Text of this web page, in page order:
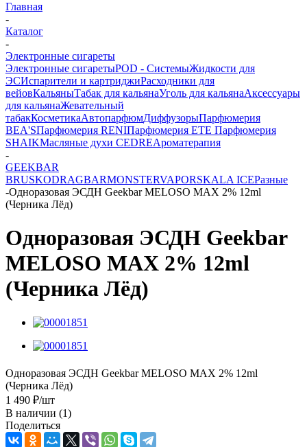
Главная
-
Каталог
-
Электронные сигареты
Электронные сигаретыPOD - СистемыЖидкости для
ЭСИспарители и картриджиРасходники для
вейовКальяныТабак для кальянаУголь для кальянаАксессуары
для кальянаЖевательный
табакКосметикаАвтопарфюмДиффузорыПарфюмерия
BEA'SПарфюмерия RENIПарфюмерия ETE Парфюмерия
SHAIKМасляные духи CEDREАроматерапия
-
GEEKBAR
BRUSKODRAGBARMONSTERVAPORSKALA ICEРазные
-Одноразовая ЭСДН Geekbar MELOSO MAX 2% 12ml
(Черника Лёд)
Одноразовая ЭСДН Geekbar
MELOSO MAX 2% 12ml
(Черника Лёд)
Одноразовая ЭСДН Geekbar MELOSO MAX 2% 12ml
(Черника Лёд)
1 490 ₽/шт
В наличии (1)
Поделиться